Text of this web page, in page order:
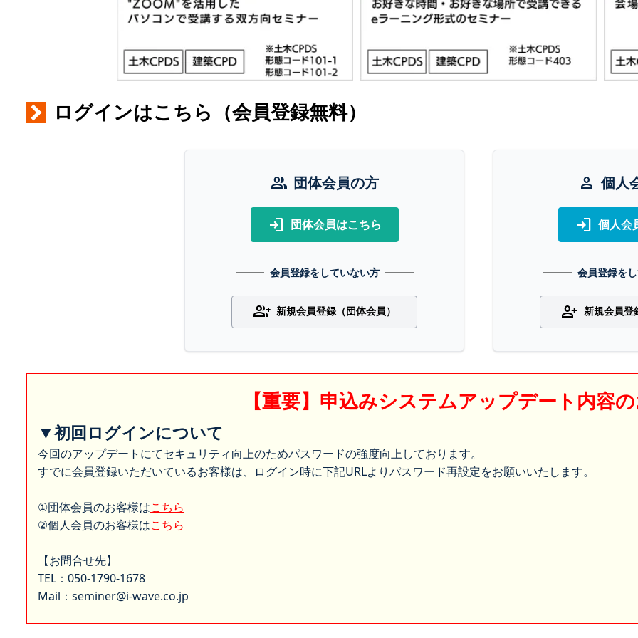
ログインはこちら（会員登録無料）
group 団体会員の方
login 団体会員はこちら
会員登録をしていない方
group_add 新規会員登録（団体会員）
person 個人
login 個人会
会員登録を
person_add 新規会員登
【重要】申込みシステムアップデート内容
▼初回ログインについて
今回のアップデートにてセキュリティ向上のためパスワードの強度向上しております。
すでに会員登録いただいているお客様は、ログイン時に下記URLよりパスワード再設定をお願いいたします。
①団体会員のお客様はこちら
②個人会員のお客様はこちら
【お問合せ先】
TEL：050-1790-1678
Mail：seminer@i-wave.co.jp